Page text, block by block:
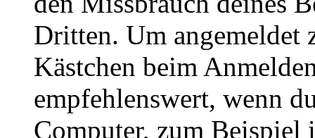
Dritten. Um angemeldet
Kästchen beim
empfehlenswert, wenn
Computer, zum Beispiel